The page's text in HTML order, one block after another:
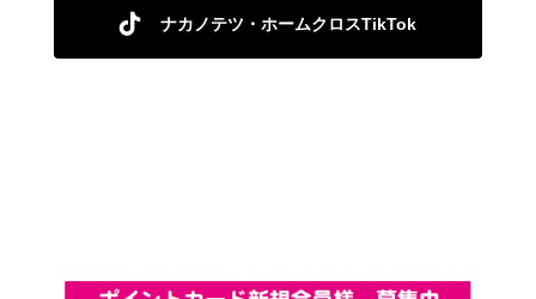
ナカノテツ・ホームクロスTikTok